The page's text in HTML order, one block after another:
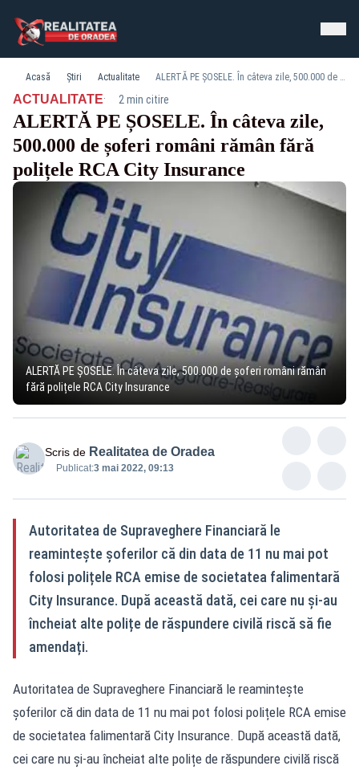
Acasă Știri Actualitate ALERTĂ PE ȘOSELE. În câteva zile, 500.000 de șoferi români rămân fără polițele RCA City Insurance
ACTUALITATE· 2 min citire
ALERTĂ PE ȘOSELE. În câteva zile,
500.000 de șoferi români rămân fără
polițele RCA City Insurance
ALERTĂ PE ȘOSELE. În câteva zile, 500.000 de șoferi români rămân
fără polițele RCA City Insurance
Scris de Realitatea de Oradea
Publicat:3 mai 2022, 09:13
Autoritatea de Supraveghere Financiară le
reamintește șoferilor că din data de 11 nu mai pot
folosi polițele RCA emise de societatea falimentară
City Insurance. După această dată, cei care nu și-au
încheiat alte polițe de răspundere civilă riscă să fie
amendați.
Autoritatea de Supraveghere Financiară le reamintește
șoferilor că din data de 11 nu mai pot folosi polițele RCA emise
de societatea falimentară City Insurance. După această dată,
cei care nu și-au încheiat alte polițe de răspundere civilă riscă